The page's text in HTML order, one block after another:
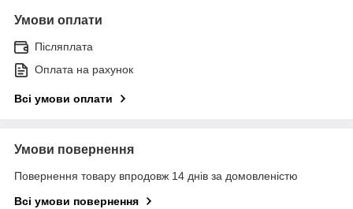
Умови оплати
Післяплата
Оплата на рахунок
Всі умови оплати
Умови повернення
Повернення товару впродовж 14 днів за домовленістю
Всі умови повернення